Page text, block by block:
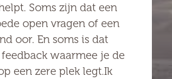
Soms zijn dat een
open vragen of een
oor. En soms is dat
waarmee je de
een zere plek legt.Ik